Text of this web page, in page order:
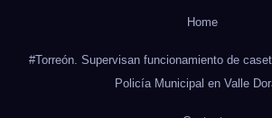
Home
#Torreón. Supervisan funcionamiento de
Policía Municipal en Valle